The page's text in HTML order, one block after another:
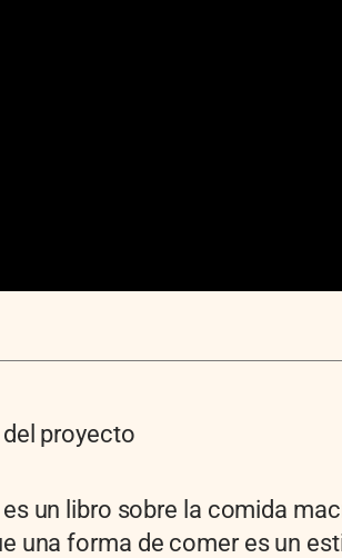
proyecto
un libro sobre la comida
una forma de comer es un